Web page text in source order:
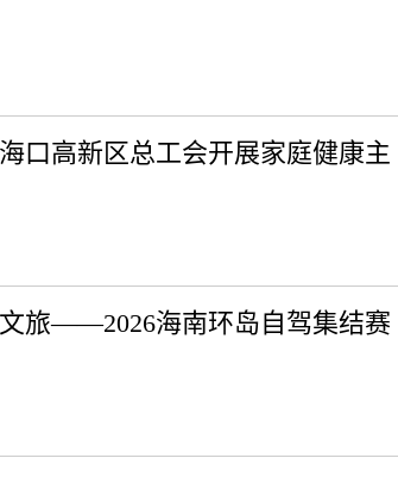
高新区总工会开展家庭健康主
旅——2026海南环岛自驾集结赛